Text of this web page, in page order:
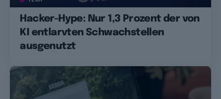
Hacker-Hype: Nur 1,3 Prozent der von
KI entlarvten Schwachstellen
ausgenutzt